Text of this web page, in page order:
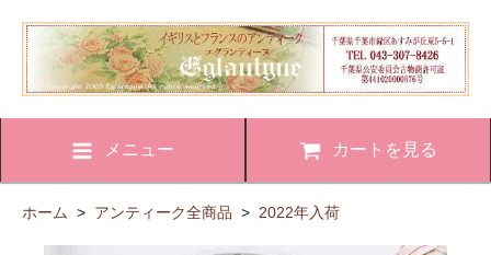
メニュー カートを見る
ホーム > アンティーク全商品 > 2022年入荷